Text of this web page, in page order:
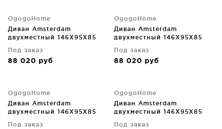
OgogoHome
Диван Amsterdam
двухместный 146X95X85
Под заказ
88 020 руб
OgogoHome
Диван Amsterdam
двухместный 146X95X85
Под заказ
88 020 руб
OgogoHome
Диван Amsterdam
двухместный 146X95X85
Под заказ
OgogoHome
Диван Amsterdam
двухместный 146X95X85
Под заказ